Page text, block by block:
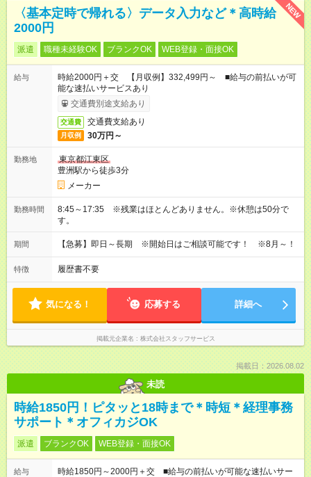
NEW
〈基本定時で帰れる〉データ入力など＊高時給
2000円
派遣 職種未経験OK ブランクOK WEB登録・面接OK
給与
時給2000円＋交 【月収例】332,499円～ ■給与の前払いが可
能な速払いサービスあり
交通費別途支給あり
交通費 交通費支給あり
月収例 30万円～
勤務地
東京都江東区
豊洲駅から徒歩3分
メーカー
勤務時間
8:45～17:35 ※残業はほとんどありません。※休憩は50分で
す。
期間 【急募】即日～長期 ※開始日はご相談可能です！ ※8月～！
特徴 履歴書不要
気になる！ 応募する 詳細へ
掲載元企業名 株式会社スタッフサービス
掲載日：2026.08.02
未読
時給1850円！ピタッと18時まで＊時短＊経理事務
サポート＊オフィカジOK
派遣 ブランクOK WEB登録・面接OK
給与
時給1850円～2000円＋交 ■給与の前払いが可能な速払いサー